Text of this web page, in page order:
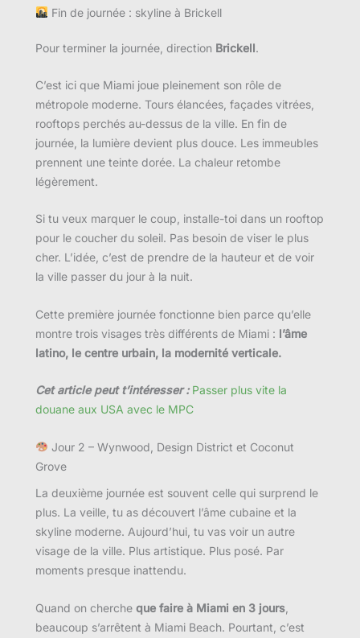
Fin de journée : skyline à Brickell
Pour terminer la journée, direction Brickell.
C’est ici que Miami joue pleinement son rôle de
métropole moderne. Tours élancées, façades vitrées,
rooftops perchés au-dessus de la ville. En fin de
journée, la lumière devient plus douce. Les immeubles
prennent une teinte dorée. La chaleur retombe
légèrement.
Si tu veux marquer le coup, installe-toi dans un rooftop
pour le coucher du soleil. Pas besoin de viser le plus
cher. L’idée, c’est de prendre de la hauteur et de voir
la ville passer du jour à la nuit.
Cette première journée fonctionne bien parce qu’elle
montre trois visages très différents de Miami : l’âme
latino, le centre urbain, la modernité verticale.
Cet article peut t’intéresser :Passer plus vite la
douane aux USA avec le MPC
Jour 2 – Wynwood, Design District et Coconut
Grove
La deuxième journée est souvent celle qui surprend le
plus. La veille, tu as découvert l’âme cubaine et la
skyline moderne. Aujourd’hui, tu vas voir un autre
visage de la ville. Plus artistique. Plus posé. Par
moments presque inattendu.
Quand on cherche que faire à Miami en 3 jours
beaucoup s’arrêtent à Miami Beach. Pourtant, c’est